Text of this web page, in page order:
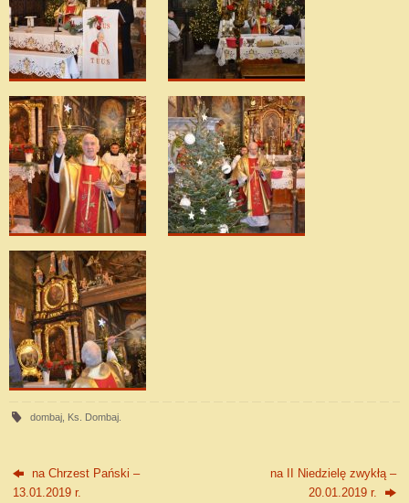
dombaj, Ks. Dombaj.
na Chrzest Pański –
13.01.2019 r.
na II Niedzielę zwykłą –
20.01.2019 r.